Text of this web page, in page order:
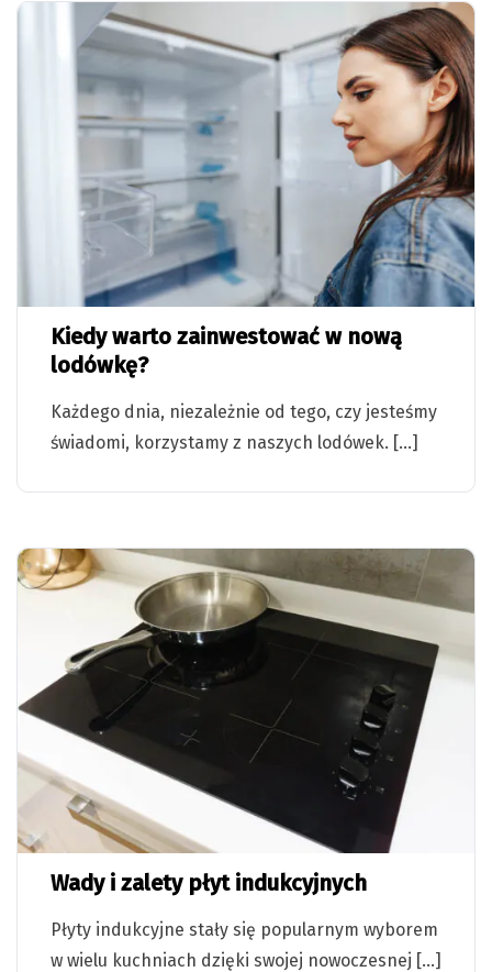
Kiedy warto zainwestować w nową
lodówkę?
Każdego dnia, niezależnie od tego, czy jesteśmy
świadomi, korzystamy z naszych lodówek. […]
Wady i zalety płyt indukcyjnych
Płyty indukcyjne stały się popularnym wyborem
w wielu kuchniach dzięki swojej nowoczesnej […]